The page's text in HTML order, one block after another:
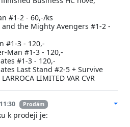
#1-2 - 60,-/ks
the Mighty Avengers #1-2 -
#1-3 - 120,-
Man #1-3 - 120,-
#1-3 - 120,-
Last Stand #2-5 + Survive
LIMITED VAR CVR
Prodám
k prodeji je: